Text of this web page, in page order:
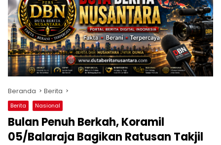
Beranda Berita
Berita Nasional
Bulan Penuh Berkah, Koramil
05/Balaraja Bagikan Ratusan Takjil